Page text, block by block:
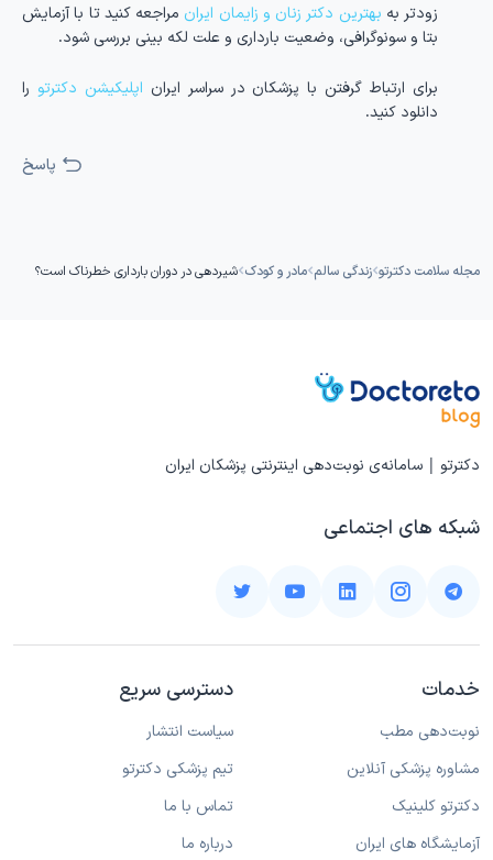
زودتر به بهترین دکتر زنان و زایمان ایران مراجعه کنید تا با آزمایش
بتا و سونوگرافی، وضعیت بارداری و علت لکه بینی بررسی شود.
برای ارتباط گرفتن با پزشکان در سراسر ایران اپلیکیشن دکترتو را
دانلود کنید.
پاسخ
مجله سلامت دکترتو زندگی سالم مادر و کودک شیردهی در دوران بارداری خطرناک است؟
دکترتو | سامانه‌ی نوبت‌دهی اینترنتی پزشکان ایران
شبکه های اجتماعی
خدمات
نوبت‌دهی مطب
مشاوره پزشکی آنلاین
دکترتو کلینیک
آزمایشگاه های ایران
دسترسی سریع
سیاست انتشار
تیم پزشکی دکترتو
تماس با ما
درباره ما